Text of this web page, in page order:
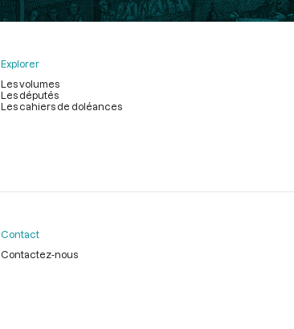
Explorer
Les volumes
Les députés
Les cahiers de doléances
Contact
Contactez-nous